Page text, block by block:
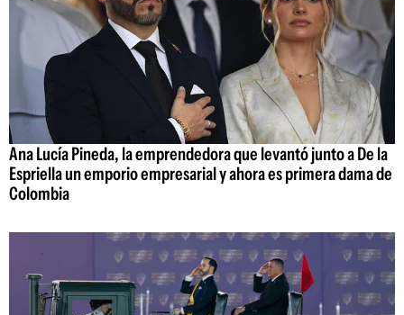
Ana Lucía Pineda, la emprendedora que levantó junto a De la
Espriella un emporio empresarial y ahora es primera dama de
Colombia